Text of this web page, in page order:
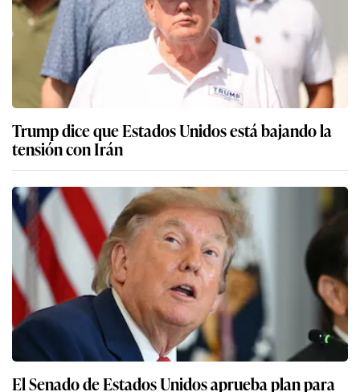
Trump dice que Estados Unidos está bajando la
tensión con Irán
El Senado de Estados Unidos aprueba plan para